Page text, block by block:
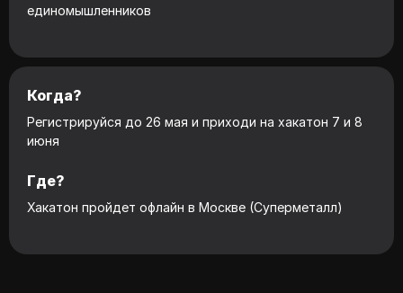
единомышленников
Когда?
Регистрируйся до 26 мая и приходи на хакатон 7 и 8
июня
Где?
Хакатон пройдет офлайн в Москве (Суперметалл)